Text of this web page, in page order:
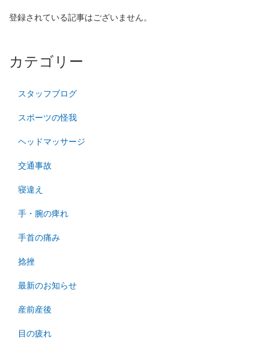
登録されている記事はございません。
カテゴリー
スタッフブログ
スポーツの怪我
ヘッドマッサージ
交通事故
寝違え
手・腕の痺れ
手首の痛み
捻挫
最新のお知らせ
産前産後
目の疲れ